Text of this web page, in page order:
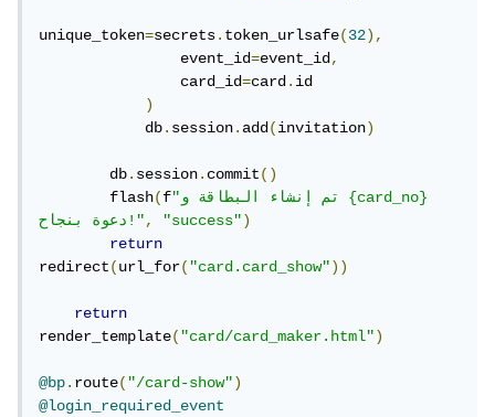
unique_token=secrets.token_urlsafe(32),
                event_id
=event_id,
                card_id
=card.id
)
            db
.session.add(invitation)
        db
.session.commit()
        flash
(f"تم إنشاء البطاقة و {card_no}
دعوة بنجاح!", "success")
return
redirect(url_for("card.card_show"))
return
render_template("card/card_maker.html")
@bp.route("/card-show")
@login_required_event